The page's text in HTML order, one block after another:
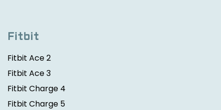
Fitbit
Fitbit Ace 2
Fitbit Ace 3
Fitbit Charge 4
Fitbit Charge 5